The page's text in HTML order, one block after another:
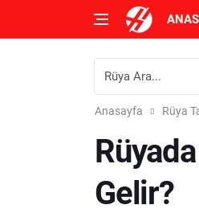
Anasayfa Rüya
Gelir?